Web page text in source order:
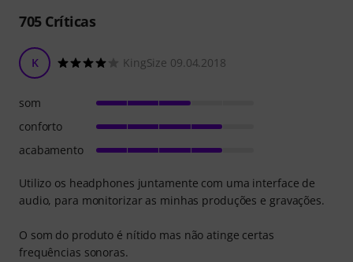
705Críticas
K KingSize 09.04.2018
Utilizo os headphones juntamente com uma interface de
audio, para monitorizar as minhas produções e gravações.
O som do produto é nítido mas não atinge certas
frequências sonoras.
som
conforto
acabamento